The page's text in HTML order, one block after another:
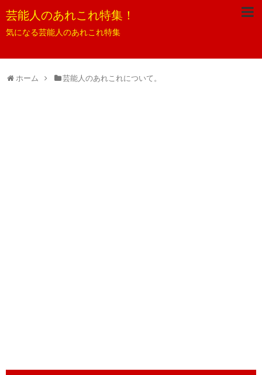
芸能人のあれこれ特集！
気になる芸能人のあれこれ特集
ホーム 芸能人のあれこれについて。